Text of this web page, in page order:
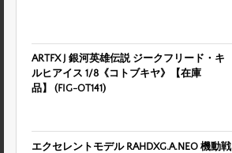
ARTFX J 銀河英雄伝説 ジークフリード・キ
ルヒアイス 1/8《コトブキヤ》【在庫
品】 (FIG-OT141)
エクセレントモデル RAHDXG.A.NEO 機動戦